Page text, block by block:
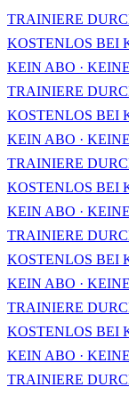
TRAINIERE
KOSTENLOS BEI
KEIN ABO ·
TRAINIERE
KOSTENLOS BEI
KEIN ABO ·
TRAINIERE
KOSTENLOS BEI
KEIN ABO ·
TRAINIERE
KOSTENLOS BEI
KEIN ABO ·
TRAINIERE
KOSTENLOS BEI
KEIN ABO ·
TRAINIERE